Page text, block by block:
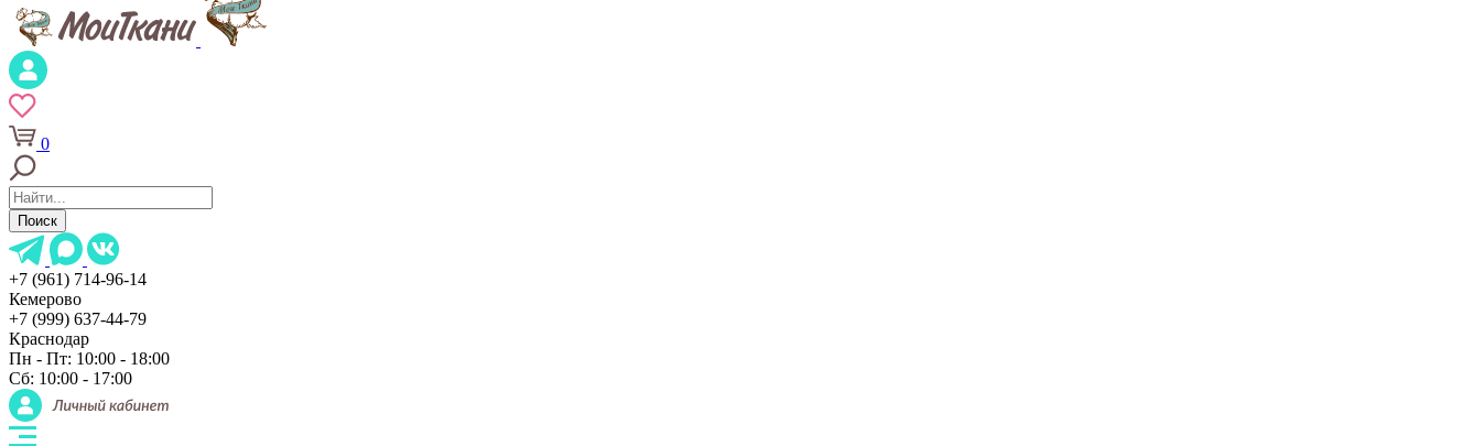
0
Поиск
+7 (961) 714-96-14
Кемерово
+7 (999) 637-44-79
Краснодар
Пн - Пт: 10:00 - 18:00
Сб: 10:00 - 17:00